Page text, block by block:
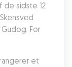
de sidste 12
For
et